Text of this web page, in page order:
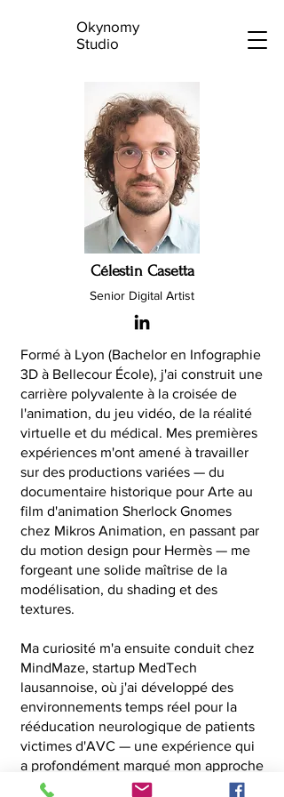
Okynomy
Studio
Célestin Casetta
Senior Digital Artist
Formé à Lyon (Bachelor en Infographie
3D à Bellecour École), j'ai construit une
carrière polyvalente à la croisée de
l'animation, du jeu vidéo, de la réalité
virtuelle et du médical. Mes premières
expériences m'ont amené à travailler
sur des productions variées — du
documentaire historique pour Arte au
film d'animation Sherlock Gnomes
chez Mikros Animation, en passant par
du motion design pour Hermès — me
forgeant une solide maîtrise de la
modélisation, du shading et des
textures.
Ma curiosité m'a ensuite conduit chez
MindMaze, startup MedTech
lausannoise, où j'ai développé des
environnements temps réel pour la
rééducation neurologique de patients
victimes d'AVC — une expérience qui
a profondément marqué mon approche
du métier.